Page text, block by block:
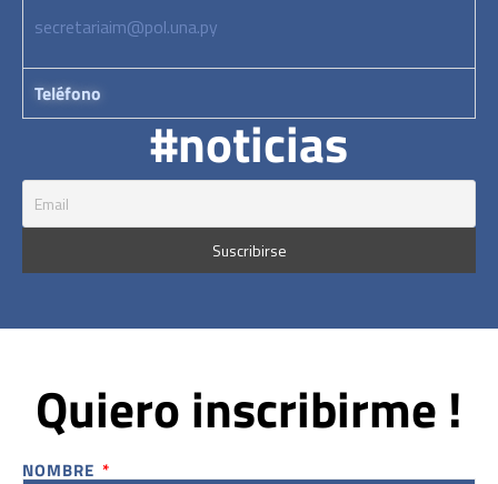
secretariaim@pol.una.py
Teléfono
#noticias
Quiero inscribirme !
NOMBRE